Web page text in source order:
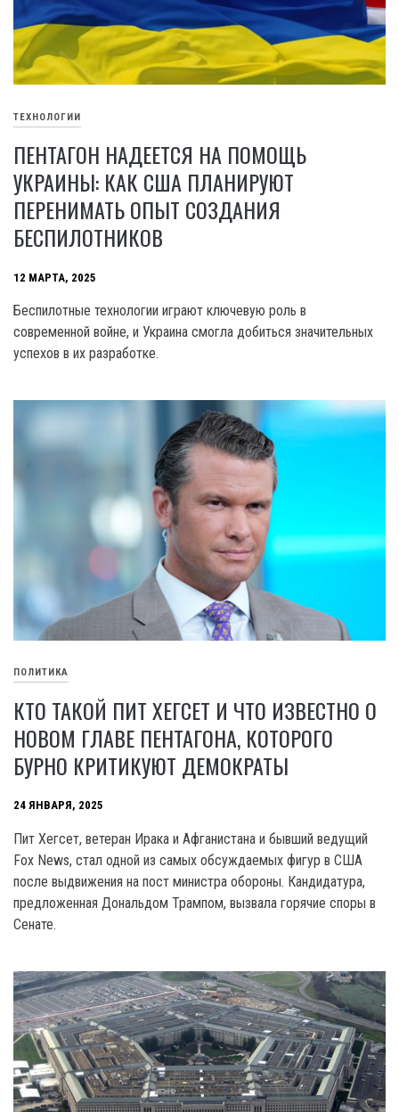
ТЕХНОЛОГИИ
ПЕНТАГОН НАДЕЕТСЯ НА ПОМОЩЬ
УКРАИНЫ: КАК США ПЛАНИРУЮТ
ПЕРЕНИМАТЬ ОПЫТ СОЗДАНИЯ
БЕСПИЛОТНИКОВ
12 МАРТА, 2025
Беспилотные технологии играют ключевую роль в
современной войне, и Украина смогла добиться значительных
успехов в их разработке.
ПОЛИТИКА
КТО ТАКОЙ ПИТ ХЕГСЕТ И ЧТО ИЗВЕСТНО О
НОВОМ ГЛАВЕ ПЕНТАГОНА, КОТОРОГО
БУРНО КРИТИКУЮТ ДЕМОКРАТЫ
24 ЯНВАРЯ, 2025
Пит Хегсет, ветеран Ирака и Афганистана и бывший ведущий
Fox News, стал одной из самых обсуждаемых фигур в США
после выдвижения на пост министра обороны. Кандидатура,
предложенная Дональдом Трампом, вызвала горячие споры в
Сенате.